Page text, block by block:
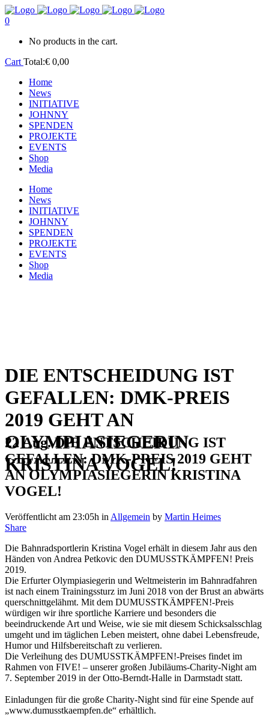
0
No products in the cart.
Cart Total:€ 0,00
Home
News
INITIATIVE
JOHNNY
SPENDEN
PROJEKTE
EVENTS
Shop
Media
Home
News
INITIATIVE
JOHNNY
SPENDEN
PROJEKTE
EVENTS
Shop
Media
DIE ENTSCHEIDUNG IST
GEFALLEN: DMK-PREIS
2019 GEHT AN
OLYMPIASIEGERIN
KRISTINA VOGEL!
22 Aug.DIE ENTSCHEIDUNG IST
GEFALLEN: DMK-PREIS 2019 GEHT
AN OLYMPIASIEGERIN KRISTINA
VOGEL!
Veröffentlicht am 23:05h in Allgemein by Martin Heimes
Share
Die Bahnradsportlerin Kristina Vogel erhält in diesem Jahr aus den
Händen von Andrea Petkovic den DUMUSSTKÄMPFEN! Preis
2019.
Die Erfurter Olympiasiegerin und Weltmeisterin im Bahnradfahren
ist nach einem Trainingssturz im Juni 2018 von der Brust an abwärts
querschnittgelähmt. Mit dem DUMUSSTKÄMPFEN!-Preis
würdigen wir ihre sportliche Karriere und besonders die
beeindruckende Art und Weise, wie sie mit diesem Schicksalsschlag
umgeht und im täglichen Leben meistert, ohne dabei Lebensfreude,
Humor und Hilfsbereitschaft zu verlieren.
Die Verleihung des DUMUSSTKÄMPFEN!-Preises findet im
Rahmen von FIVE! – unserer großen Jubiläums-Charity-Night am
7. September 2019 in der Otto-Berndt-Halle in Darmstadt statt.
Einladungen für die große Charity-Night sind für eine Spende auf
„www.dumusstkaempfen.de“ erhältlich.